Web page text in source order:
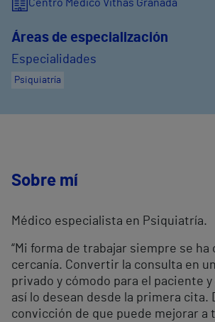
Centro Médico Vithas Granada
Áreas de especialización
Especialidades
Psiquiatría
Sobre mí
Médico especialista en Psiquiatría.
“Mi forma de trabajar siempre se ha
cercanía. Convertir la consulta en
privado y cómodo para el paciente
así lo desean desde la primera cita.
convicción de que puede mejorar a